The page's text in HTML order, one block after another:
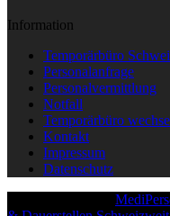
Information
Temporärbüro
Personalanfrage
Personalvermittlung
Notfall
Temporärbüro
Kontakt
Impressum
Datenschutz